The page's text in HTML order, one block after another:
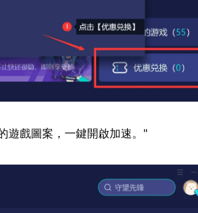
遊戲圖案，一鍵開啟加速。"